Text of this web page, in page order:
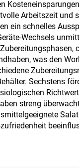
Arbeitszeit und
ein schnelles
Wechsels
was den
Sechstens
streng